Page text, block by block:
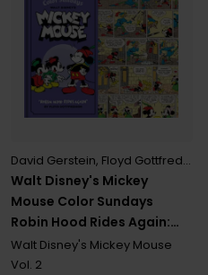
Walt Disney's Mickey
Mouse Color Sundays
Robin Hood Rides Again:
Volume 2
David Gerstein, Floyd Gottfredson
Walt Disney's Mickey Mouse
Vol. 2